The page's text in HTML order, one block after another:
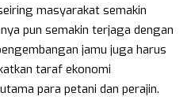
masyarakat semakin
pun semakin terjaga dengan
jamu juga harus
taraf ekonomi
para petani dan perajin.